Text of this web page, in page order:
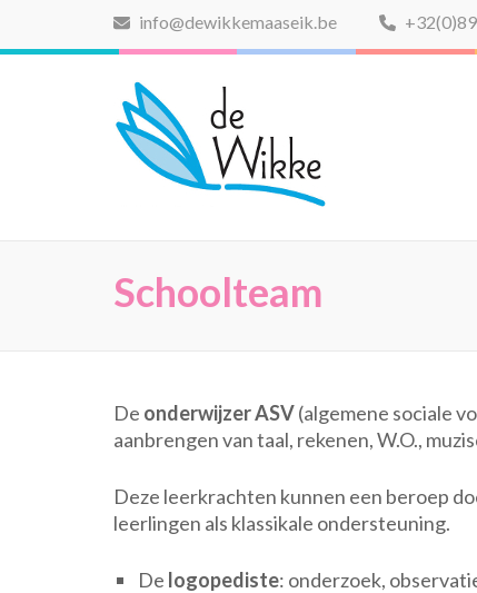
info@dewikkemaaseik.be
De
Schoolteam
De onderwijzer ASV(algemene sociale
aanbrengen van taal, rekenen, W.O.,
Deze leerkrachten kunnen een beroep
leerlingen als klassikale ondersteuning.
De logopediste: onderzoek,